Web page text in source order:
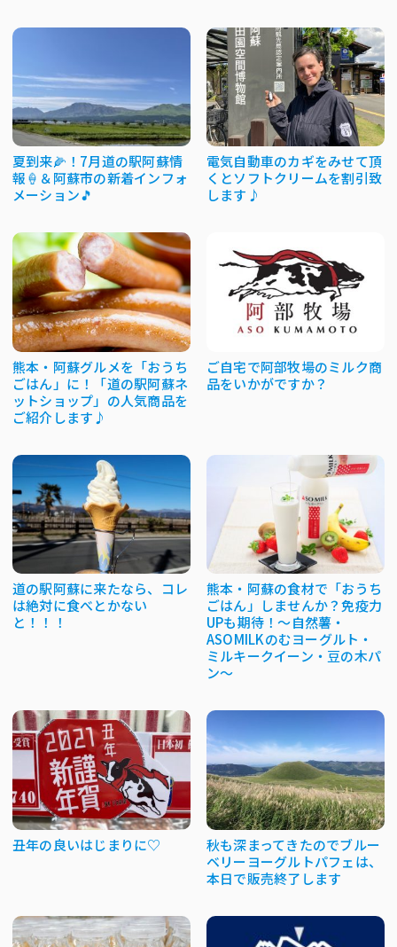
夏到来🌽！7月道の駅阿蘇情
報🍦＆阿蘇市の新着インフォ
メーション🎵
電気自動車のカギをみせて頂
くとソフトクリームを割引致
します♪
熊本・阿蘇グルメを「おうち
ごはん」に！「道の駅阿蘇ネ
ットショップ」の人気商品を
ご紹介します♪
ご自宅で阿部牧場のミルク商
品をいかがですか？
道の駅阿蘇に来たなら、コレ
は絶対に食べとかない
と！！！
熊本・阿蘇の食材で「おうち
ごはん」しませんか？免疫力
UPも期待！～自然薯・
ASOMILKのむヨーグルト・
ミルキークイーン・豆の木パ
ン～
丑年の良いはじまりに♡
秋も深まってきたのでブルー
ベリーヨーグルトパフェは、
本日で販売終了します